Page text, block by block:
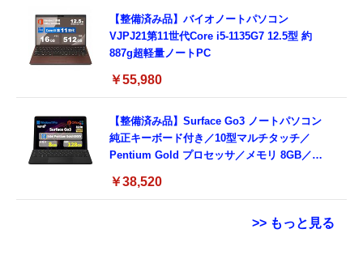
【整備済み品】バイオノートパソコン
VJPJ21第11世代Core i5-1135G7 12.5型 約
887g超軽量ノートPC
￥55,980
【整備済み品】Surface Go3 ノートパソコン
純正キーボード付き／10型マルチタッチ／
Pentium Gold プロセッサ／メモリ 8GB／
Bluetooth5.0／USB-C／1080p顔認証カメラ
￥38,520
>> もっと見る